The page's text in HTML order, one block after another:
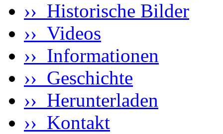
›› Historische Bilder
›› Videos
›› Informationen
›› Geschichte
›› Herunterladen
›› Kontakt